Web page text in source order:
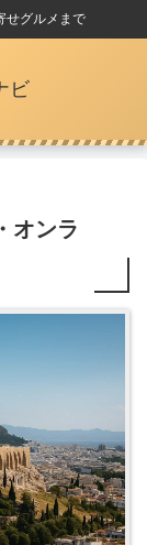
せグルメまで
ビ
オンラ